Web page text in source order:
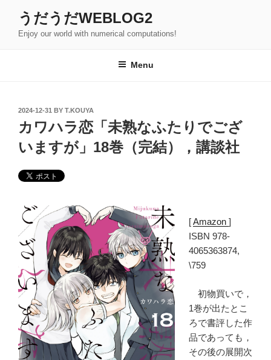
content
うだうだWEBLOG2
Enjoy our world with numerical computations!
Menu
POSTED
ON
2024-12-31 BY T.KOUYA
カワハラ恋「未熟なふたりでござ
いますが」18巻（完結），講談社
[Amazon ]
ISBN 978-
4065363874,
\759
初物買いで，
1巻が出たとこ
ろで書評した作
品であっても，
その後の展開次